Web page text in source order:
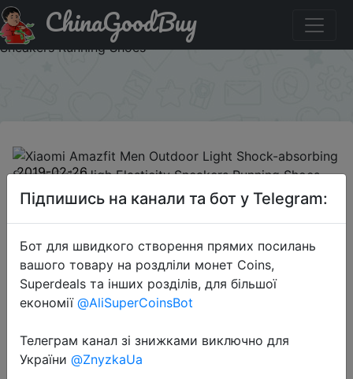
Купити по знижці AFIT1 Xiaomi Amazfit Men Outdoor
Light Shock-absorbing Smart Chip High Elasticity
Sneakers Running Shoes
ChinaGoodBuy
2019-02-26
Xiaomi Amazfit Men Outdoor Light
Shock-absorbing Smart Chip High
Elasticity Sneakers Running Shoes
$36.74
Промокод:
Підпишись на канали та бот у Telegram:
Бот для швидкого створення прямих посилань
вашого товару на роздліли монет Coins,
Superdeals та інших розділів, для більшої
економії @AliSuperCoinsBot
Телеграм канал зі знижками виключно для
України @ZnyzkaUa